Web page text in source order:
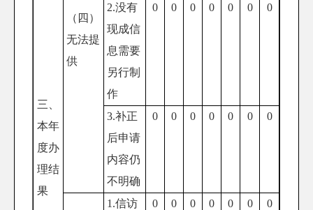
三、
本年
度办
理结
果
（四）
无法提
供
2.没有
现成信
息需要
另行制
作
0 0 0 0 0 0 0
3.补正
后申请
内容仍
不明确
0 0 0 0 0 0 0
1.信访
0 0 0 0 0 0 0